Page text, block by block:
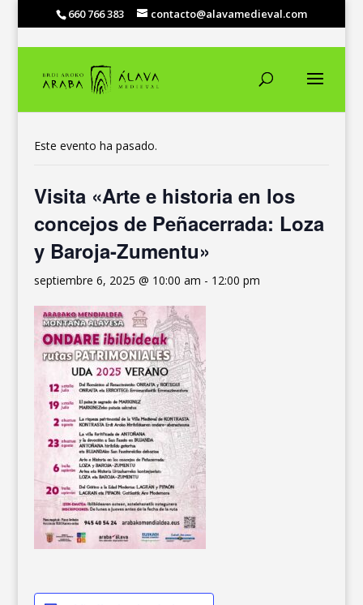
660 766 383 contacto@alavamedieval.com
Este evento ha pasado.
Visita «Arte e historia en los
concejos de Peñacerrada: Loza
y Baroja-Zumentu»
septiembre 6, 2025 @ 10:00 am - 12:00 pm